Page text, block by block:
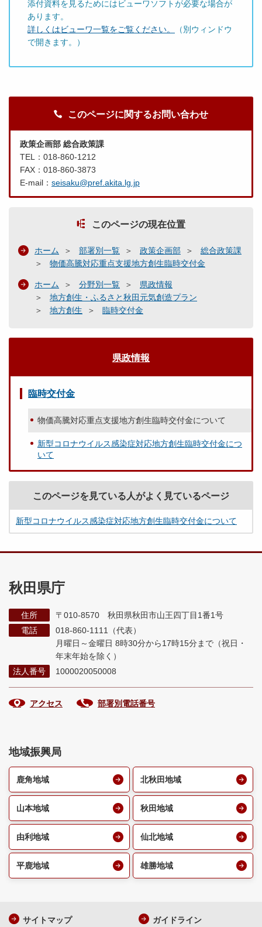
添付資料を見るためにはビューワソフトが必要な場合が
あります。
詳しくはビューワ一覧をご覧ください。
（別ウィンドウ
で開きます。）
このページに関するお問い合わせ
政策企画部 総合政策課
TEL：018-860-1212
FAX：018-860-3873
E-mail： seisaku@pref.akita.lg.jp
このページの現在位置
ホーム 部署別一覧 政策企画部
総合政策課
物価高騰対応重点支援地方創生臨時交付金
ホーム 分野別一覧
県政情報
地方創生・ふるさと秋田元気創造プラン
地方創生
臨時交付金
県政情報
臨時交付金
物価高騰対応重点支援地方創生臨時交付金について
新型コロナウイルス感染症対応地方創生臨時交付金につ
いて
このページを見ている人がよく見ているページ
新型コロナウイルス感染症対応地方創生臨時交付金について
秋田県庁
住所
〒010-8570 秋田県秋田市山王四丁目1番1号
電話
018-860-1111（代表）
月曜日～金曜日 8時30分から17時15分まで （祝日・
年末年始を除く）
法人番号
1000020050008
アクセス 部署別電話番号
地域振興局
鹿角地域 北秋田地域
山本地域 秋田地域
由利地域 仙北地域
平鹿地域 雄勝地域
サイトマップ ガイドライン